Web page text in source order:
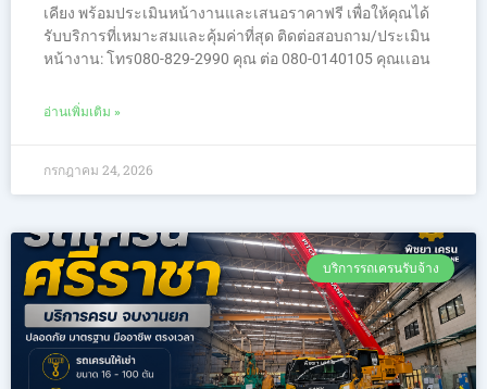
เคียง พร้อมประเมินหน้างานและเสนอราคาฟรี เพื่อให้คุณได้
รับบริการที่เหมาะสมและคุ้มค่าที่สุด ติดต่อสอบถาม/ประเมิน
หน้างาน: โทร080-829-2990 คุณ ต่อ 080-0140105 คุณเเอน
อ่านเพิ่มเติม »
กรกฎาคม 24, 2026
บริการรถเครนรับจ้าง